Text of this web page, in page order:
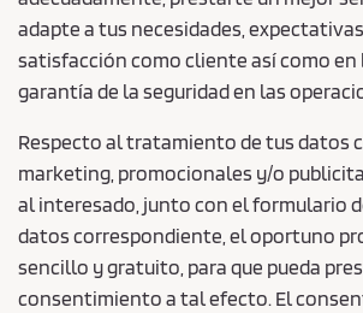
adapte a tus necesidades,
satisfacción como cliente así como en
garantía de la seguridad en las
Respecto al tratamiento de tus datos
marketing, promocionales y/o
al interesado, junto con el formulario
datos correspondiente, el oportuno
sencillo y gratuito, para que pueda
consentimiento a tal efecto. El